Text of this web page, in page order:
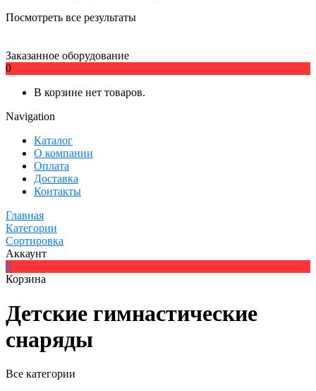
Посмотреть все результаты
Заказанное оборудование
0
В корзине нет товаров.
Navigation
Каталог
О компании
Оплата
Доставка
Контакты
Главная
Категории
Сортировка
Аккаунт
0
Корзина
Детские гимнастические
снаряды
Все категории